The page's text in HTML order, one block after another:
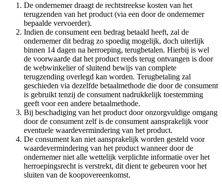
De ondernemer draagt de rechtstreekse kosten van het
terugzenden van het product (via een door de ondernemer
bepaalde vervoerder).
Indien de consument een bedrag betaald heeft, zal de
ondernemer dit bedrag zo spoedig mogelijk, doch uiterlijk
binnen 14 dagen na herroeping, terugbetalen. Hierbij is wel
de voorwaarde dat het product reeds terug ontvangen is door
de webwinkelier of sluitend bewijs van complete
terugzending overlegd kan worden. Terugbetaling zal
geschieden via dezelfde betaalmethode die door de consument
is gebruikt tenzij de consument nadrukkelijk toestemming
geeft voor een andere betaalmethode.
Bij beschadiging van het product door onzorgvuldige omgang
door de consument zelf is de consument aansprakelijk voor
eventuele waardevermindering van het product.
De consument kan niet aansprakelijk worden gesteld voor
waardevermindering van het product wanneer door de
ondernemer niet alle wettelijk verplichte informatie over het
herroepingsrecht is verstrekt, dit dient te gebeuren voor het
sluiten van de koopovereenkomst.